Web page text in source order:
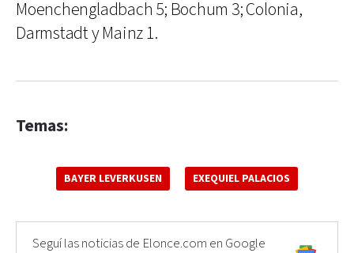
Moenchengladbach 5; Bochum 3; Colonia,
Darmstadt y Mainz 1.
Temas:
BAYER LEVERKUSEN EXEQUIEL PALACIOS
Seguí las noticias de Elonce.com en Google